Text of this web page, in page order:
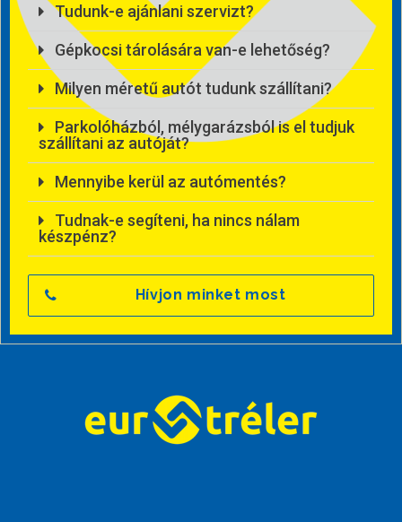
Tudunk-e ajánlani szervizt?
Gépkocsi tárolására van-e lehetőség?
Milyen méretű autót tudunk szállítani?
Parkolóházból, mélygarázsból is el tudjuk
szállítani az autóját?
Mennyibe kerül az autómentés?
Tudnak-e segíteni, ha nincs nálam
készpénz?
Hívjon minket most